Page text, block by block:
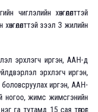
чиглэлийн хөнгөлөлттэй
зээл 3 жилийн
эрхлэгч иргэн, ААН-д
эрхлэгч иргэн,
иргэн, ААН-
ногоо, жимс жимсгэнийн
га тутамд 15 сая төгрөг